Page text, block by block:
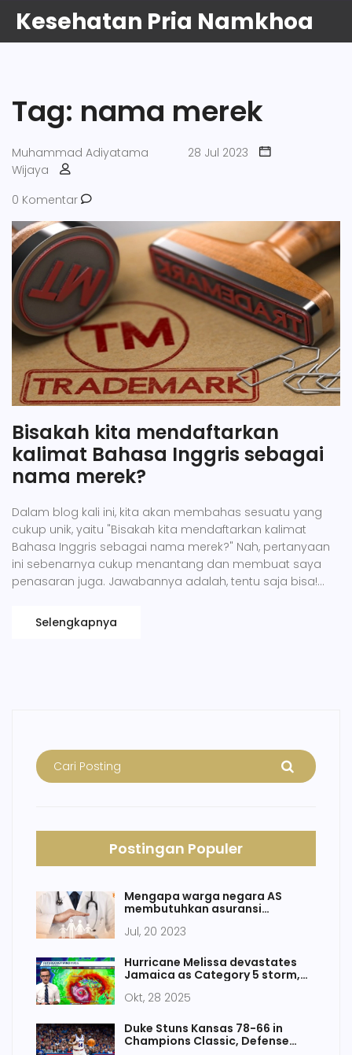
Kesehatan Pria Namkhoa
Tag: nama merek
Muhammad Adiyatama
Wijaya
28 Jul 2023
0 Komentar
Bisakah kita mendaftarkan
kalimat Bahasa Inggris sebagai
nama merek?
Dalam blog kali ini, kita akan membahas sesuatu yang
cukup unik, yaitu "Bisakah kita mendaftarkan kalimat
Bahasa Inggris sebagai nama merek?" Nah, pertanyaan
ini sebenarnya cukup menantang dan membuat saya
penasaran juga. Jawabannya adalah, tentu saja bisa!
cipta orang lain, tidak ada yang melarang kita
menggunakan bahasa Inggris untuk nama merek kita.
Selengkapnya
Postingan Populer
Mengapa warga negara AS
membutuhkan asuransi
Jul, 20 2023
Hurricane Melissa devastates
Jamaica as Category 5 storm,
Okt, 28 2025
Duke Stuns Kansas 78-66 in
Champions Classic, Defense